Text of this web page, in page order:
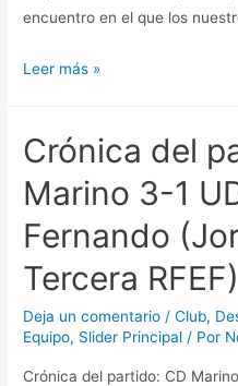
encuentro en el que los
Leer más »
Crónica del
Marino 3-1
Fernando
Tercera RFEF)
Deja un comentario /Club,
Equipo, Slider Principal / Por
Crónica del partido: CD